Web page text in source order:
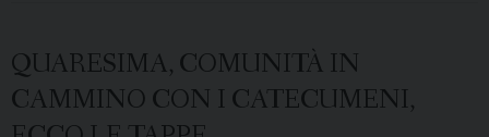
un
laboratorio
sul
QUARESIMA, COMUNITÀ IN
CAMMINO CON I CATECUMENI,